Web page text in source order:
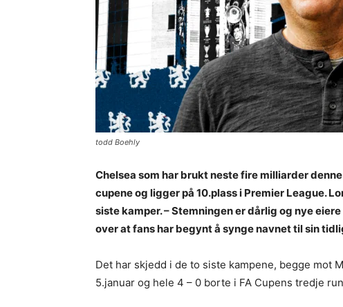
todd Boehly
Chelsea som har brukt neste fire milliarder
cupene og ligger på 10.plass i Premier League.
siste kamper. – Stemningen er dårlig og nye
over at fans har begynt å synge navnet til sin
Det har skjedd i de to siste kampene, begge mot
5.januar og hele 4 – 0 borte i FA Cupens tredje